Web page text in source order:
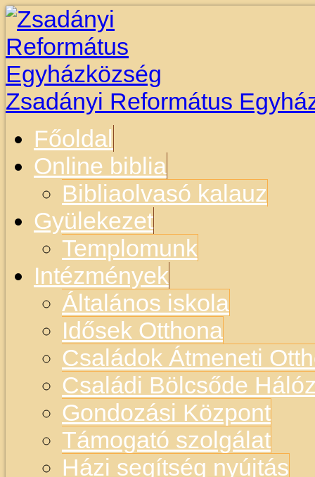
Zsadányi Református
Főoldal
Online biblia
Bibliaolvasó kalauz
Gyülekezet
Templomunk
Intézmények
Általános iskola
Idősek Otthona
Családok Átmeneti
Családi Bölcsőde
Gondozási Központ
Támogató szolgálat
Házi segítség nyújtás